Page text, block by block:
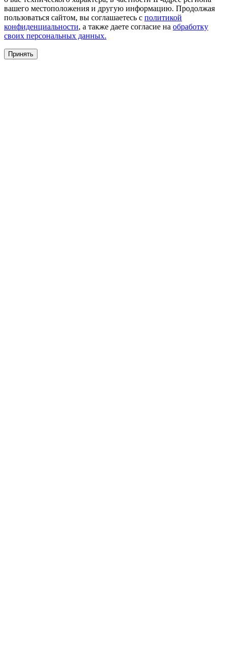
вашего местоположения и другую информацию. Продолжая
пользоваться сайтом, вы соглашаетесь с политикой
конфиденциальности, а также даете согласие на обработку
своих персональных данных.
Принять